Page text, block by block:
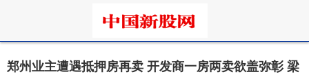
郑州业主遭遇抵押房再卖 开发商一房两卖欲盖弥彰 梁